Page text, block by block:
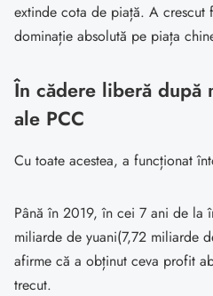
extinde cota de piață. A
dominație absolută pe piața
În cădere liberă după
ale PCC
Cu toate acestea, a funcționat
Până în 2019, în cei 7 ani de la
miliarde de yuani(7,72 miliarde
afirme că a obținut ceva profit
trecut.